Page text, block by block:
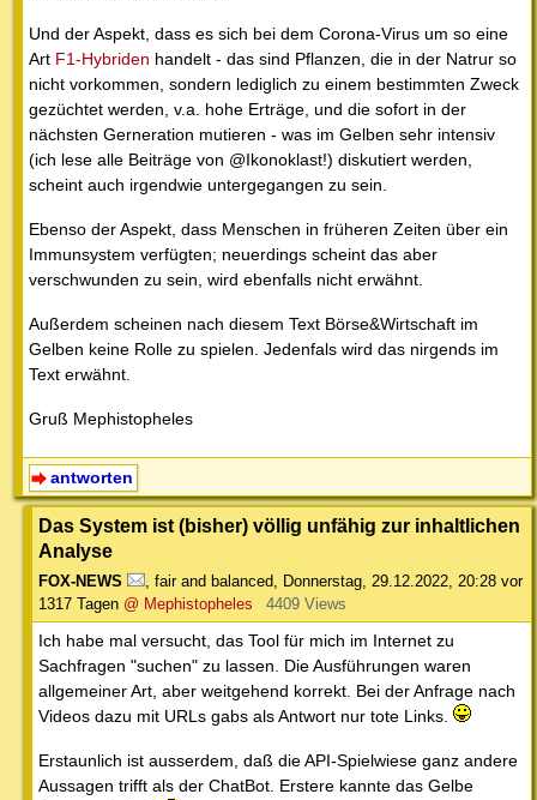
Und der Aspekt, dass es sich bei dem Corona-Virus um so eine
Art F1-Hybriden handelt - das sind Pflanzen, die in der Natrur so
nicht vorkommen, sondern lediglich zu einem bestimmten Zweck
gezüchtet werden, v.a. hohe Erträge, und die sofort in der
nächsten Gerneration mutieren - was im Gelben sehr intensiv
(ich lese alle Beiträge von @Ikonoklast!) diskutiert werden,
scheint auch irgendwie untergegangen zu sein.
Ebenso der Aspekt, dass Menschen in früheren Zeiten über ein
Immunsystem verfügten; neuerdings scheint das aber
verschwunden zu sein, wird ebenfalls nicht erwähnt.
Außerdem scheinen nach diesem Text Börse&Wirtschaft im
Gelben keine Rolle zu spielen. Jedenfals wird das nirgends im
Text erwähnt.
Gruß Mephistopheles
antworten
Das System ist (bisher) völlig unfähig zur inhaltlichen
Analyse
FOX-NEWS fair and balanced Donnerstag, 29.12.2022, 20:28 vor
1317 Tagen @ Mephistopheles 4409 Views
Ich habe mal versucht, das Tool für mich im Internet zu
Sachfragen "suchen" zu lassen. Die Ausführungen waren
allgemeiner Art, aber weitgehend korrekt. Bei der Anfrage nach
Videos dazu mit URLs gabs als Antwort nur tote Links.
Erstaunlich ist ausserdem, daß die API-Spielwiese ganz andere
Aussagen trifft als der ChatBot. Erstere kannte das Gelbe